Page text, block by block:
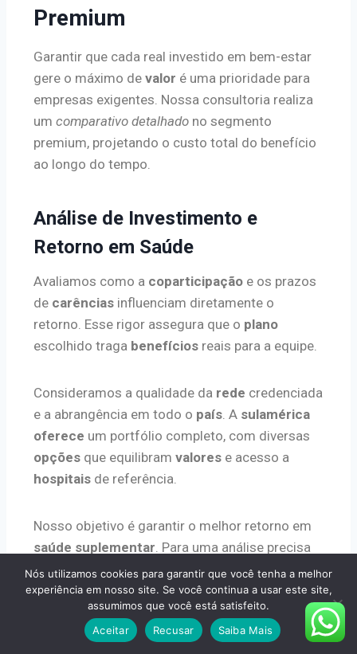
Premium
Garantir que cada real investido em bem-estar
gere o máximo de valor é uma prioridade para
empresas exigentes. Nossa consultoria realiza
um comparativo detalhado no segmento
premium, projetando o custo total do benefício
ao longo do tempo.
Análise de Investimento e
Retorno em Saúde
Avaliamos como a coparticipação e os prazos
de carências influenciam diretamente o
retorno. Esse rigor assegura que o plano
escolhido traga benefícios reais para a equipe.
Consideramos a qualidade da rede credenciada
e a abrangência em todo o país. A sulamérica
oferece um portfólio completo, com diversas
opções que equilibram valores e acesso a
hospitais de referência.
Nosso objetivo é garantir o melhor retorno em
saúde suplementar. Para uma análise precisa
dosvaloreseserviçosinclusos,consulte
nossa tabela de planos empresariais.
Nós utilizamos cookies para garantir que você tenha a melhor
experiência em nosso site. Se você continua a usar este site,
assumimos que você está satisfeito.
Aceitar
Recusar Saiba Mais